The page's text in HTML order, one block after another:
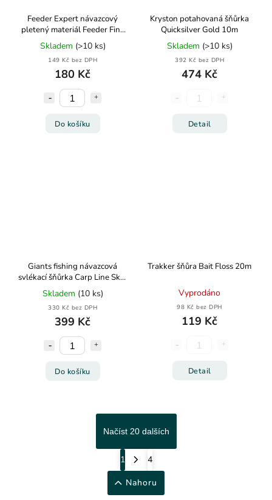
Feeder Expert návazcový
pletený materiál Feeder Fine
Link 0,10mm 10m
Skladem (>10 ks)
149 Kč bez DPH
180 Kč
Do košíku
Kryston potahovaná šňůrka
Quicksilver Gold 10m
Skladem (>10 ks)
392 Kč bez DPH
474 Kč
Detail
Giants fishing návazcová
svlékací šňůrka Carp Line Skin
Braid Silt 20m 25lb
Skladem (10 ks)
330 Kč bez DPH
399 Kč
Do košíku
Trakker šňůra Bait Floss 20m
Vyprodáno
98 Kč bez DPH
119 Kč
Detail
Načíst 20 dalších
1
4
Nahoru